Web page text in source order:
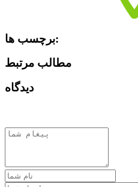
برچسب ها:
مطالب مرتبط
دیدگاه